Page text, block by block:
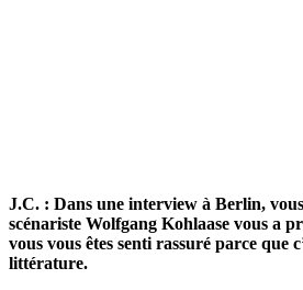
J.C. : Dans une interview à Berlin,
scénariste Wolfgang Kohlaase vous a
vous vous êtes senti rassuré parce que
littérature.